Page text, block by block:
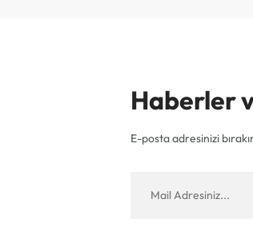
Haberler
E-posta adresinizi